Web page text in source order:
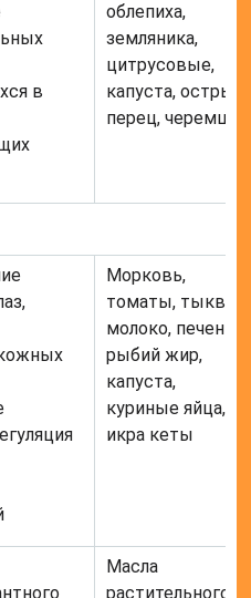
в
облепиха,
земляника,
цитрусовые,
капуста, острый
перец, черемша
Морковь,
томаты, тыква,
молоко, печень,
рыбий жир,
капуста,
куриные яйца,
икра кеты
Масла
растительного